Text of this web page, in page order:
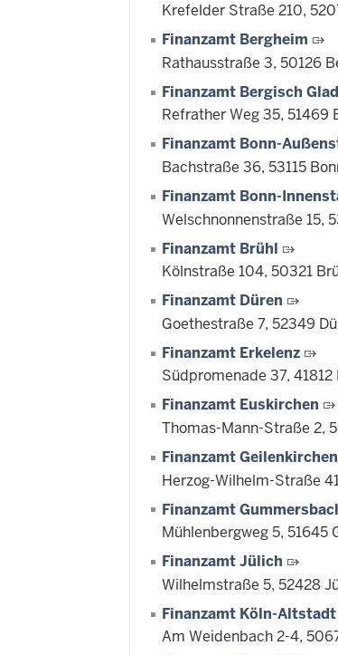
Krefelder Straße 210,
Finanzamt Bergheim
Rathausstraße 3, 50126
Finanzamt Bergisch
Refrather Weg 35, 51469
Finanzamt Bonn-
Bachstraße 36, 53115
Finanzamt Bonn-
Welschnonnenstraße 15,
Finanzamt Brühl
Kölnstraße 104, 50321
Finanzamt Düren
Goethestraße 7, 52349
Finanzamt Erkelenz
Südpromenade 37, 41812
Finanzamt Euskirchen
Thomas-Mann-Straße 2,
Finanzamt Geilenkirchen
Herzog-Wilhelm-Straße
Finanzamt
Mühlenbergweg 5, 51645
Finanzamt Jülich
Wilhelmstraße 5, 52428
Finanzamt Köln-Altstadt
Am Weidenbach 2-4,